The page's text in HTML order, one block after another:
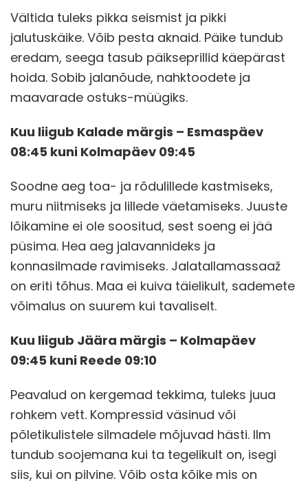
Vältida tuleks pikka seismist ja pikki
jalutuskäike. Võib pesta aknaid. Päike tundub
eredam, seega tasub päikseprillid käepärast
hoida. Sobib jalanõude, nahktoodete ja
maavarade ostuks-müügiks.
Kuu liigub Kalade märgis – Esmaspäev
08:45 kuni Kolmapäev 09:45
Soodne aeg toa- ja rõdulillede kastmiseks,
muru niitmiseks ja lillede väetamiseks. Juuste
lõikamine ei ole soositud, sest soeng ei jää
püsima. Hea aeg jalavannideks ja
konnasilmade ravimiseks. Jalatallamassaaž
on eriti tõhus. Maa ei kuiva täielikult, sademete
võimalus on suurem kui tavaliselt.
Kuu liigub Jäära märgis – Kolmapäev
09:45 kuni Reede 09:10
Peavalud on kergemad tekkima, tuleks juua
rohkem vett. Kompressid väsinud või
põletikulistele silmadele mõjuvad hästi. Ilm
tundub soojemana kui ta tegelikult on, isegi
siis, kui on pilvine. Võib osta kõike mis on